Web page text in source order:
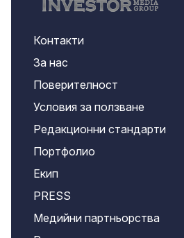
Контакти
За нас
Поверителност
Условия за ползване
Редакционни стандарти
Портфолио
Екип
PRESS
Медийни партньорства